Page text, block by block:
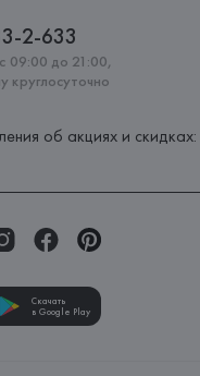
2-633
09:00 до 21:00,
круглосуточно
об акциях и скидках:
Скачать
в Google Play